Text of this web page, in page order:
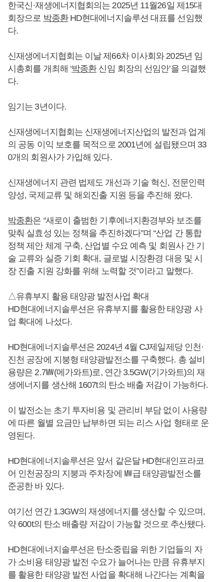
한국신·재생에너지협회의는 2025년 11월26일 제15대
회장으로 박종환HD현대에너지솔루션 대표를 선임했
다.
신재생에너지협회는 이날 제66차 이사회와 2025년 임
시총회를 개최해 ‘박종환신임 회장의 선임안’을 의결했
다.
임기는 3년이다.
신재생에너지협회는 신재생에너지산업의 발전과 업계
의 공동 이익 보호를 목적으로 2001년에 설립됐으며 33
0개의 회원사가 가입해 있다.
신재생에너지 관련 법제도 개선과 기술 혁신, 전문인력
양성, 국제교류 및 해외진출 지원 등을 추진해 왔다.
박종환은 “새로이 출범한 기후에너지환경부와 보조를
맞춰 실효성 있는 정책을 추진하겠다”며 “산업 간 통합
정책 제안 체계 구축, 산업별 수요 예측 및 회원사 간 기
술 교류와 실증 기회 확대, 글로벌 시장환경 대응 및 시
장 진출 지원 강화를 위해 노력할 것”이라고 말했다.
△유휴부지 활용 태양광 발전사업 확대
HD현대에너지솔루션은 유휴부지를 활용한 태양광 사
업 확대에 나섰다.
HD현대에너지솔루션은 2024년 4월 CJ제일제당 인천·
진천 공장에 지붕형 태양광발전소를 구축했다. 총 설비
용량은 2.7㎿(메가와트)로, 연간 3.5GW(기가와트)의 재
생에너지를 생산해 1607t의 탄소 배출 저감이 가능하다.
이 발전소는 초기 투자비용 및 관리비 부담 없이 사용량
에 따른 월별 요금만 납부하면 되는 리스 사업 형태로 운
영된다.
HD현대에너지솔루션은 앞서 같은달 HD현대인프라코
어 인천공장의 지붕과 주차장에 ㎿급 태양광발전소를
준공한 바 있다.
여기선 연간 1.3GW의 재생에너지를 생산할 수 있으며,
약 600t의 탄소 배출량 저감이 가능할 것으로 추산됐다.
HD현대에너지솔루션은 탄소중립을 위한 기업들의 자
가 소비용 태양광 발전 수요가 늘어나는 만큼 유휴부지
를 활용한 태양광 발전 사업을 확대해 나간다는 계획을